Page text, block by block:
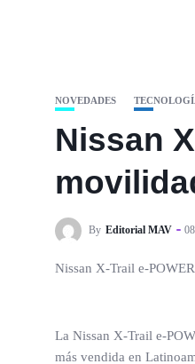
NOVEDADES
Nissan
By Editorial MAV
Nissan X-Trail e-
La Nissan X-Trail e-
más vendida en